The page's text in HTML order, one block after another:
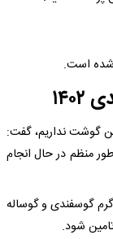
گوشت نداریم، گفت:
منظم در حال انجام
۲۰۰ تا ۲۵۰ تن گوشت گرم گوسفندی و گوساله
شود.